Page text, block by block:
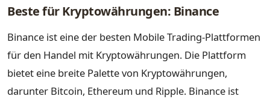
Beste für Kryptowährungen: Binance
Binance ist eine der besten Mobile Trading-Plattformen
für den Handel mit Kryptowährungen. Die Plattform
bietet eine breite Palette von Kryptowährungen,
darunter Bitcoin, Ethereum und Ripple. Binance ist